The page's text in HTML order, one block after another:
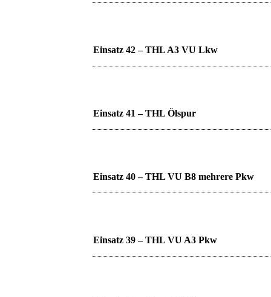
Einsatz 42 – THL A3 VU Lkw
Einsatz 41 – THL Ölspur
Einsatz 40 – THL VU B8 mehrere Pkw
Einsatz 39 – THL VU A3 Pkw